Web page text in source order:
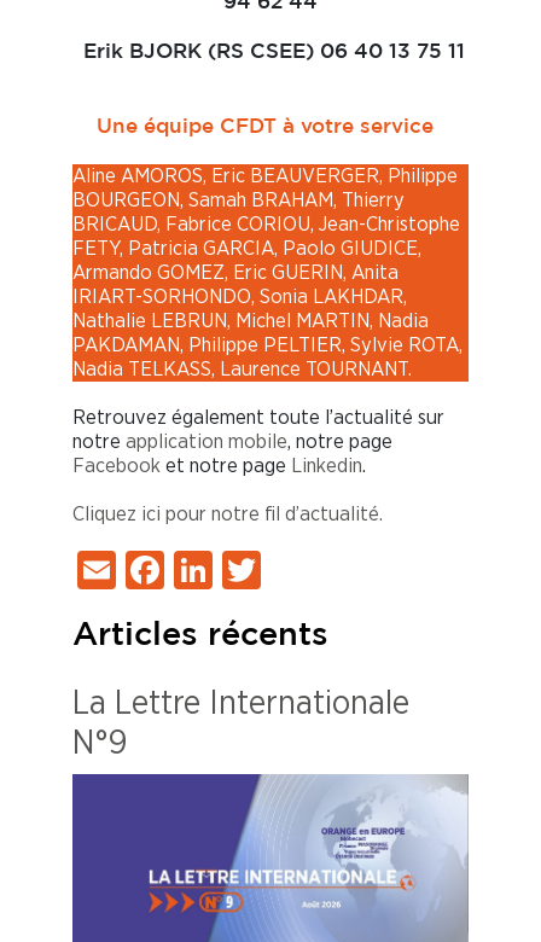
Erik BJORK (RS CSEE) 06 40 13 75 11
Une équipe CFDT à votre service
Aline AMOROS, Eric BEAUVERGER, Philippe
BOURGEON, Samah BRAHAM, Thierry
BRICAUD, Fabrice CORIOU, Jean-Christophe
FETY, Patricia GARCIA, Paolo GIUDICE,
Armando GOMEZ, Eric GUERIN, Anita
IRIART-SORHONDO, Sonia LAKHDAR,
Nathalie LEBRUN, Michel MARTIN, Nadia
PAKDAMAN, Philippe PELTIER, Sylvie ROTA,
Nadia TELKASS, Laurence TOURNANT.
Retrouvez également toute l’actualité sur
notre application mobile, notre page
Facebook et notre page Linkedin.
Cliquez ici pour notre fil d’actualité.
EmailFacebook
LinkedIn
Articles récents
La Lettre Internationale
N°9